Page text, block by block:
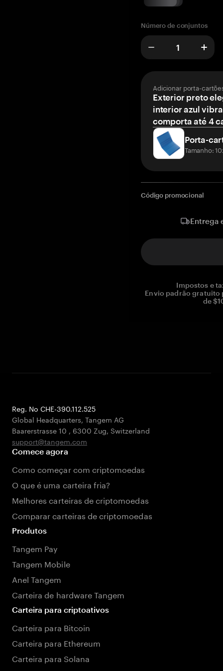
Número de conjuntos
Adicionar porta-
Exterior preto
interior azul
comporta até 4
Porta-
Tamanho:
Código promocional
Entrega
Impostos e
Envio padrão gratuito
de
Reg. No CHE-390.112.525
Global Headquarters, Tangem AG
Baarerstrasse 10 , 6300 Zug, Switzerland
support@tangem.com
Comece agora
Como começar com criptomoedas
O que é uma carteira fria?
Melhores carteiras de criptomoedas
Comparar carteiras de criptomoedas
Produtos
Tangem Pay
Tangem Mobile
Anel Tangem
Carteira de hardware Tangem
Carteira para criptoativos
Carteira para Bitcoin
Carteira para Ethereum
Carteira para Solana